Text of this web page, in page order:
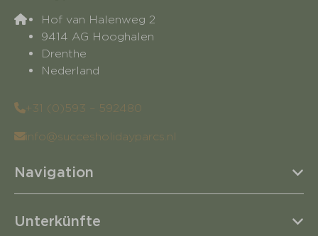
Hof van Halenweg 2
9414 AG Hooghalen
Drenthe
Nederland
+31 (0)593 – 592480
info@succesholidayparcs.nl
Navigation
Unterkünfte